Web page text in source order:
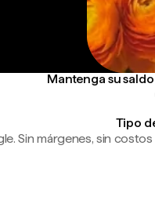
Mantenga su
Tipo
Sin márgenes, sin